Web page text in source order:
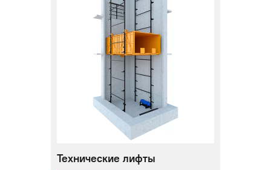
Технические лифты